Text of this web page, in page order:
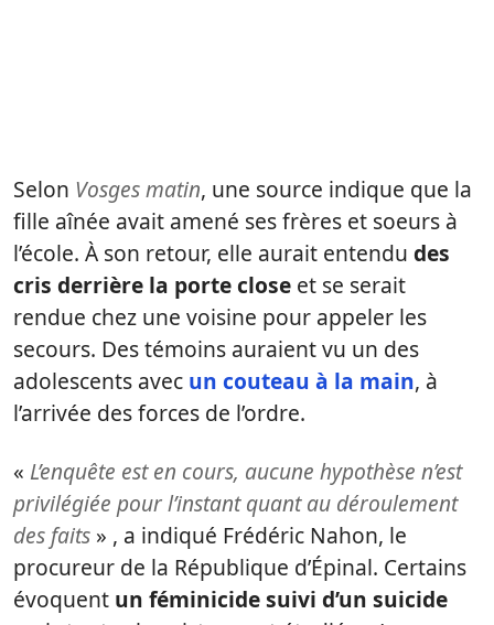
Selon Vosges matin, une source indique que la
fille aînée avait amené ses frères et soeurs à
l’école. À son retour, elle aurait entendu des
cris derrière la porte close et se serait
rendue chez une voisine pour appeler les
secours. Des témoins auraient vu un des
adolescents avec un couteau à la main, à
l’arrivée des forces de l’ordre.
« L’enquête est en cours, aucune hypothèse n’est
privilégiée pour l’instant quant au déroulement
des faits » , a indiqué Frédéric Nahon, le
procureur de la République d’Épinal. Certains
évoquent un féminicide suivi d’un suicide